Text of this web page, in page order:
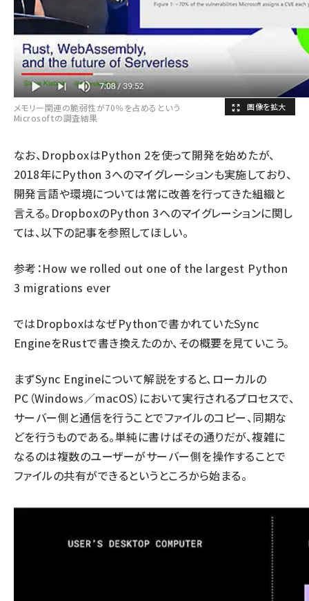
メモリー関連の脆弱性が70％を占めるという
Microsoftの調査結果
なお、DropboxはPython 2を使って開発を始めたが、
2018年にPython 3へのマイグレーションも実施しており、
開発言語や環境については常に改善を行ってきた組織と
言える。DropboxのPython 3へのマイグレーションに関し
ては、以下の記事を参照してほしい。
参考：How we rolled out one of the largest Python
3 migrations ever
ではDropboxはなぜPythonで書かれていたSync
EngineをRustで書き換えたのか、その概要を見ていこう。
まずSync Engineについて解説をすると、ローカルの
PC（Windows／macOS）において実行されるプロセスで、
サーバー側と通信を行うことでファイルのコピー、同期な
どを行うものである。単純に書けばその通りだが、複雑に
なるのは複数のユーザーがサーバー側を操作することで
ファイルの共有ができるというところから始まる。